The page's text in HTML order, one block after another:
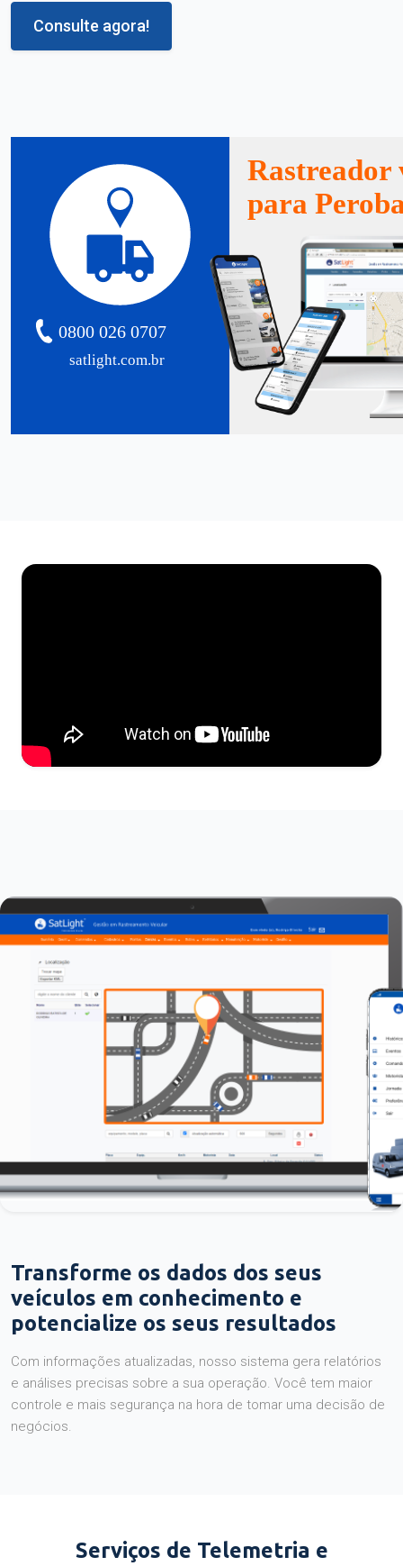
Consulte agora!
satlight.com.br
0800 026 0707
Rastreador
para
Transforme os dados dos seus
veículos em conhecimento e
potencialize os seus resultados
Com informações atualizadas, nosso sistema gera relatórios
e análises precisas sobre a sua operação. Você tem maior
controle e mais segurança na hora de tomar uma decisão de
negócios.
Serviços de Telemetria e